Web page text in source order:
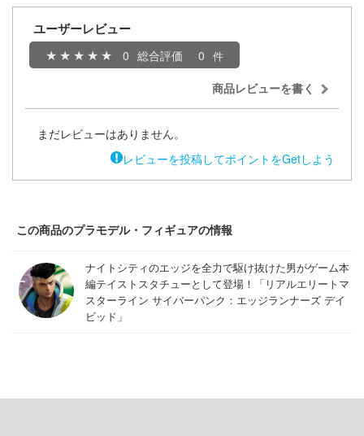
ユーザーレビュー
0 総合評価
0
商品レビューを書く
まだレビューはありません。
レビューを投稿してポイントをGetしよう
この商品のプラモデル・フィギュアの情報
ナイトシティのエッジを全力で駆け抜けた男がゲーム本
編テイストスタチューとして登場！「リアルエリートマ
スターライン サイバーパンク：エッジランナーズ デイ
ビッド」
の奇妙な冒険
ンキング
ァンゲリオン
人間嫌い教師
ーレム